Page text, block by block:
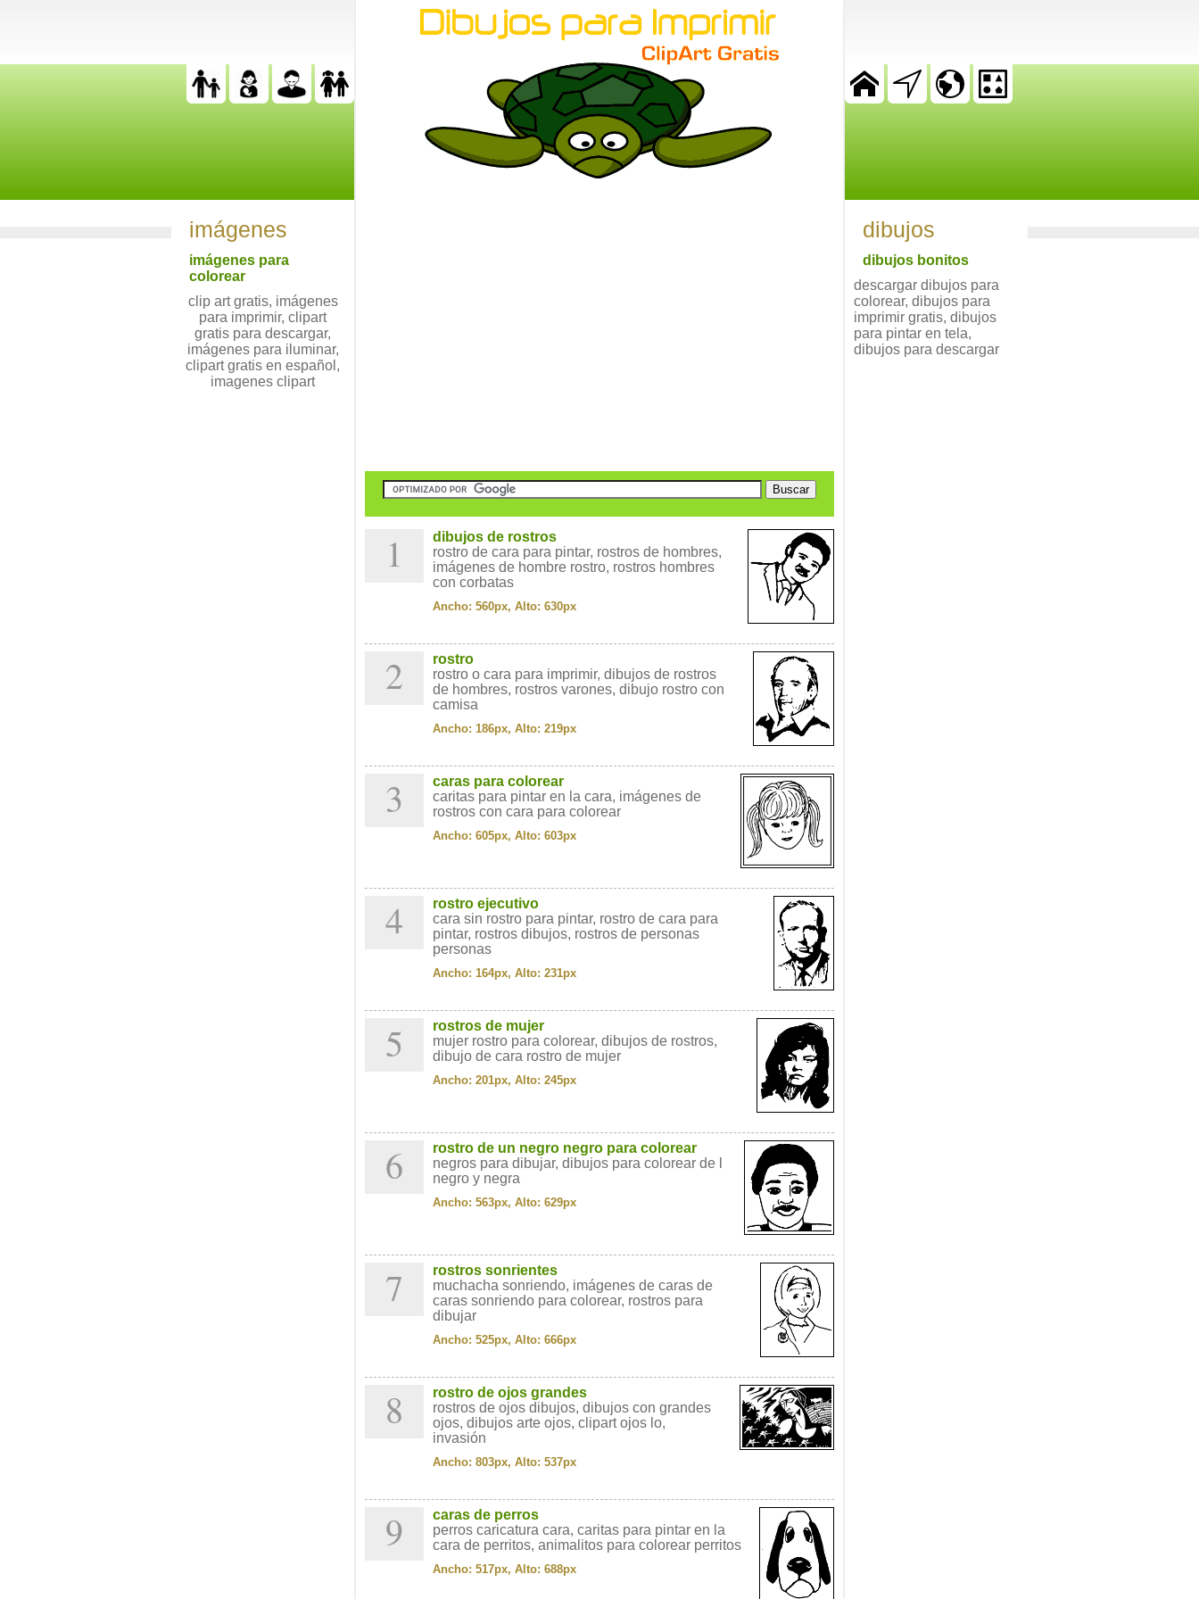
1
dibujos de rostros
rostro de cara para pintar, rostros de hombres,
imágenes de hombre rostro, rostros hombres
con corbatas
Ancho: 560px, Alto: 630px
2
rostro
rostro o cara para imprimir, dibujos de rostros
de hombres, rostros varones, dibujo rostro con
camisa
Ancho: 186px, Alto: 219px
3
caras para colorear
caritas para pintar en la cara, imágenes de
rostros con cara para colorear
Ancho: 605px, Alto: 603px
4
rostro ejecutivo
cara sin rostro para pintar, rostro de cara para
pintar, rostros dibujos, rostros de personas
personas
Ancho: 164px, Alto: 231px
5
rostros de mujer
mujer rostro para colorear, dibujos de rostros,
dibujo de cara rostro de mujer
Ancho: 201px, Alto: 245px
6
rostro de un negro negro para colorear
negros para dibujar, dibujos para colorear de l
negro y negra
Ancho: 563px, Alto: 629px
7
rostros sonrientes
muchacha sonriendo, imágenes de caras de
caras sonriendo para colorear, rostros para
dibujar
Ancho: 525px, Alto: 666px
8
rostro de ojos grandes
rostros de ojos dibujos, dibujos con grandes
ojos, dibujos arte ojos, clipart ojos lo,
invasión
Ancho: 803px, Alto: 537px
9
caras de perros
perros caricatura cara, caritas para pintar en la
cara de perritos, animalitos para colorear perritos
Ancho: 517px, Alto: 688px
imágenes
imágenes para
colorear
clip art gratis, imágenes
para imprimir, clipart
gratis para descargar,
imágenes para iluminar,
clipart gratis en español,
imagenes clipart
dibujos
dibujos bonitos
descargar dibujos para
colorear, dibujos para
imprimir gratis, dibujos
para pintar en tela,
dibujos para descargar